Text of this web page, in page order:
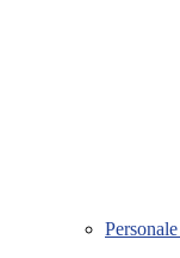
Personale